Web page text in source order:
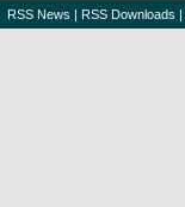
RSS News | RSS Downloads |